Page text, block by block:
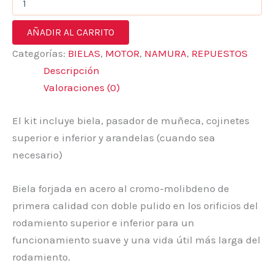
AÑADIR AL CARRITO
Categorías: BIELAS, MOTOR, NAMURA, REPUESTOS
Descripción
Valoraciones (0)
El kit incluye biela, pasador de muñeca, cojinetes
superior e inferior y arandelas (cuando sea
necesario)
Biela forjada en acero al cromo-molibdeno de
primera calidad con doble pulido en los orificios del
rodamiento superior e inferior para un
funcionamiento suave y una vida útil más larga del
rodamiento.